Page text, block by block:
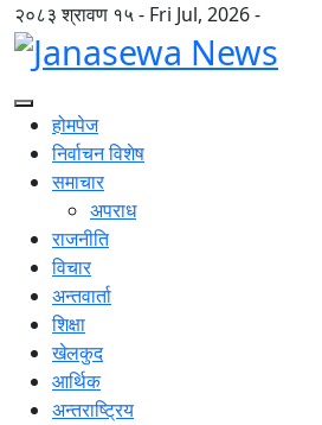
२०८३ श्रावण १५ - Fri Jul, 2026 -
होमपेज
निर्वाचन विशेष
समाचार
अपराध
राजनीति
विचार
अन्तवार्ता
शिक्षा
खेलकुद
आर्थिक
अन्तराष्ट्रिय